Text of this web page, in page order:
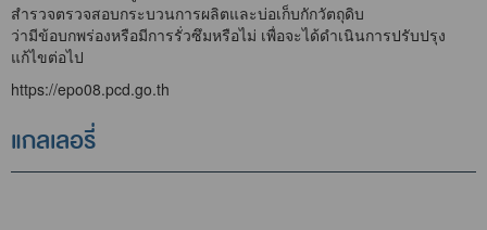
สำรวจตรวจสอบกระบวนการผลิตและบ่อเก็บกักวัตถุดิบ
ว่ามีข้อบกพร่องหรือมีการรั่วซึมหรือไม่ เพื่อจะได้ดำเนินการปรับปรุง
แก้ไขต่อไป
https://epo08.pcd.go.th
แกลเลอรี่